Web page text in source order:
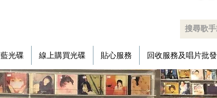
藍光碟 線上購買光碟 貼心服務 回收服務及唱片批發